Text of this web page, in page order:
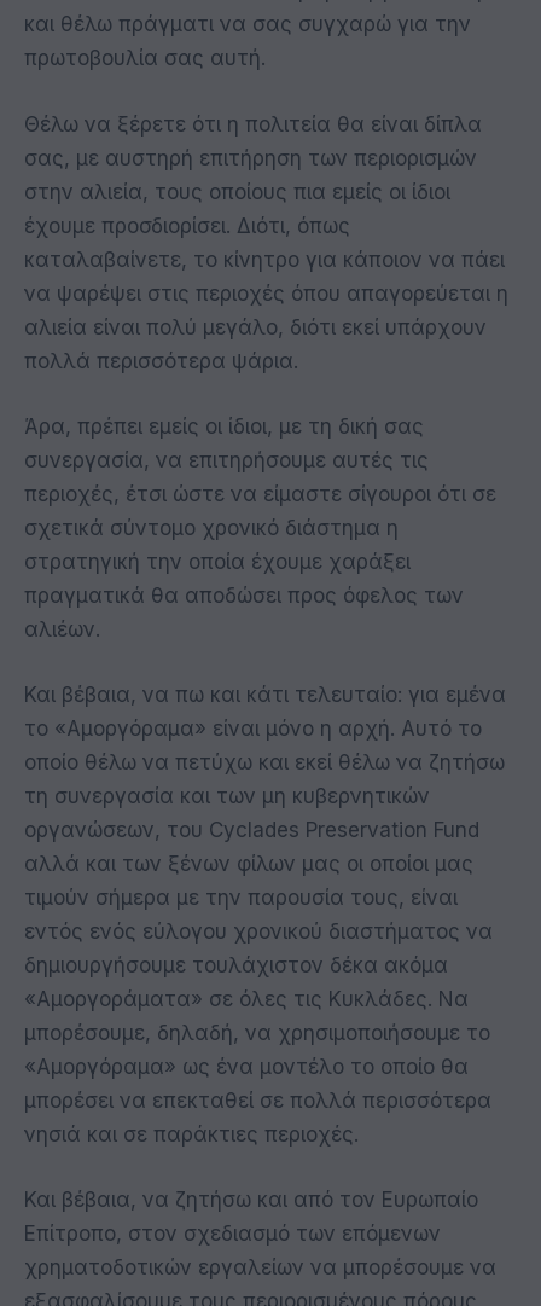
και θέλω πράγματι να σας συγχαρώ για την
πρωτοβουλία σας αυτή.
Θέλω να ξέρετε ότι η πολιτεία θα είναι δίπλα
σας, με αυστηρή επιτήρηση των περιορισμών
στην αλιεία, τους οποίους πια εμείς οι ίδιοι
έχουμε προσδιορίσει. Διότι, όπως
καταλαβαίνετε, το κίνητρο για κάποιον να πάει
να ψαρέψει στις περιοχές όπου απαγορεύεται η
αλιεία είναι πολύ μεγάλο, διότι εκεί υπάρχουν
πολλά περισσότερα ψάρια.
Άρα, πρέπει εμείς οι ίδιοι, με τη δική σας
συνεργασία, να επιτηρήσουμε αυτές τις
περιοχές, έτσι ώστε να είμαστε σίγουροι ότι σε
σχετικά σύντομο χρονικό διάστημα η
στρατηγική την οποία έχουμε χαράξει
πραγματικά θα αποδώσει προς όφελος των
αλιέων.
Και βέβαια, να πω και κάτι τελευταίο: για εμένα
το «Αμοργόραμα» είναι μόνο η αρχή. Αυτό το
οποίο θέλω να πετύχω και εκεί θέλω να ζητήσω
τη συνεργασία και των μη κυβερνητικών
οργανώσεων, του Cyclades Preservation Fund
αλλά και των ξένων φίλων μας οι οποίοι μας
τιμούν σήμερα με την παρουσία τους, είναι
εντός ενός εύλογου χρονικού διαστήματος να
δημιουργήσουμε τουλάχιστον δέκα ακόμα
«Αμοργοράματα» σε όλες τις Κυκλάδες. Να
μπορέσουμε, δηλαδή, να χρησιμοποιήσουμε το
«Αμοργόραμα» ως ένα μοντέλο το οποίο θα
μπορέσει να επεκταθεί σε πολλά περισσότερα
νησιά και σε παράκτιες περιοχές.
Και βέβαια, να ζητήσω και από τον Ευρωπαίο
Επίτροπο, στον σχεδιασμό των επόμενων
χρηματοδοτικών εργαλείων να μπορέσουμε να